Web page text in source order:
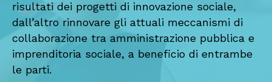
risultati dei progetti di innovazione sociale,
dall’altro rinnovare gli attuali meccanismi di
collaborazione tra amministrazione pubblica e
imprenditoria sociale, a beneficio di entrambe
le parti.